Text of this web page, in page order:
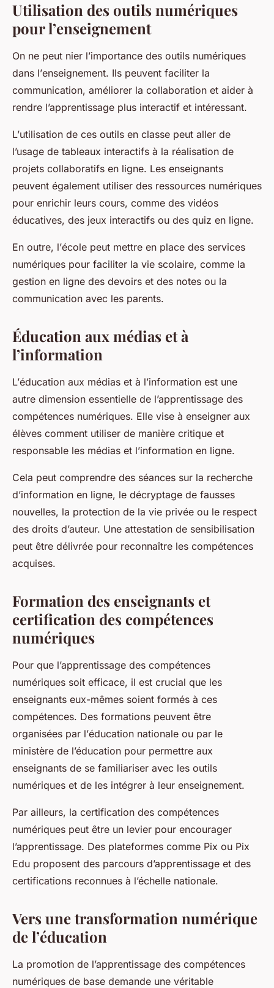
Utilisation des outils numériques
pour l’enseignement
On ne peut nier l’importance des outils numériques
dans l’enseignement. Ils peuvent faciliter la
communication, améliorer la collaboration et aider à
rendre l’apprentissage plus interactif et intéressant.
L’utilisation de ces outils en classe peut aller de
l’usage de tableaux interactifs à la réalisation de
projets collaboratifs en ligne. Les enseignants
peuvent également utiliser des ressources numériques
pour enrichir leurs cours, comme des vidéos
éducatives, des jeux interactifs ou des quiz en ligne.
En outre, l’école peut mettre en place des services
numériques pour faciliter la vie scolaire, comme la
gestion en ligne des devoirs et des notes ou la
communication avec les parents.
Éducation aux médias et à
l’information
L’éducation aux médias et à l’information est une
autre dimension essentielle de l’apprentissage des
compétences numériques. Elle vise à enseigner aux
élèves comment utiliser de manière critique et
responsable les médias et l’information en ligne.
Cela peut comprendre des séances sur la recherche
d’information en ligne, le décryptage de fausses
nouvelles, la protection de la vie privée ou le respect
des droits d’auteur. Une attestation de sensibilisation
peut être délivrée pour reconnaître les compétences
acquises.
Formation des enseignants et
certification des compétences
numériques
Pour que l’apprentissage des compétences
numériques soit efficace, il est crucial que les
enseignants eux-mêmes soient formés à ces
compétences. Des formations peuvent être
organisées par l’éducation nationale ou par le
ministère de l’éducation pour permettre aux
enseignants de se familiariser avec les outils
numériques et de les intégrer à leur enseignement.
Par ailleurs, la certification des compétences
numériques peut être un levier pour encourager
l’apprentissage. Des plateformes comme Pix ou Pix
Edu proposent des parcours d’apprentissage et des
certifications reconnues à l’échelle nationale.
Vers une transformation numérique
de l’éducation
La promotion de l’apprentissage des compétences
numériques de base demande une véritable